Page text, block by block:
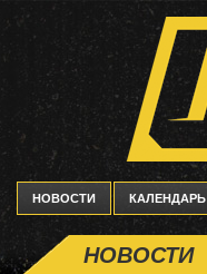
НОВОСТИ КАЛЕНДАРЬ
НОВОСТИ